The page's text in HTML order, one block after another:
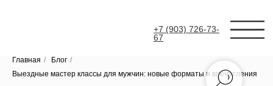
Главная / Блог /
Выездные мастер классы для мужчин: новые форматы и впечатления